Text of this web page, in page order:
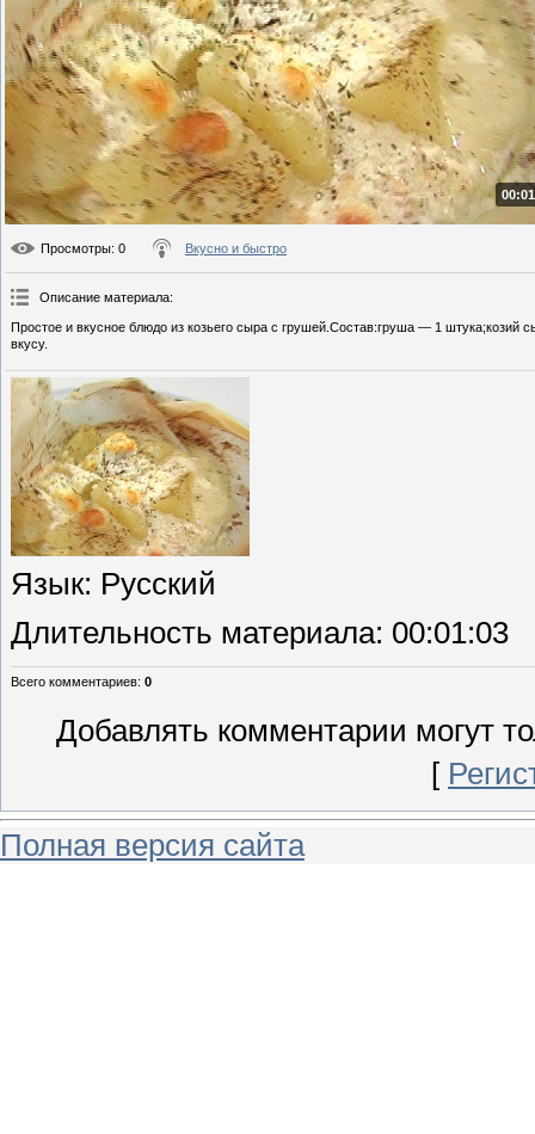
Просмотры: 0 Вкусно и быстро
Описание материала:
Простое и вкусное блюдо из козьего сыра с грушей.Состав:груша — 1
вкусу.
Язык: Русский
Длительность материала: 00:01:03
Всего комментариев: 0
Добавлять комментарии могут
[
Полная версия сайта